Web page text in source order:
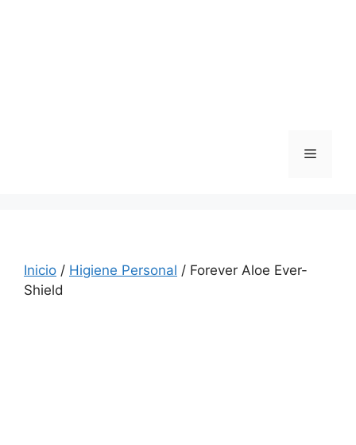
Menú
Inicio / Higiene Personal / Forever Aloe Ever-
Shield